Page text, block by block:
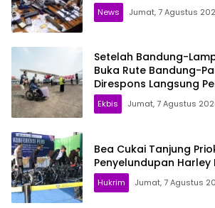
News Jumat, 7 Agustus
Setelah Bandung-
Buka Rute Bandung-
Direspons Langsung
Ekbis Jumat, 7 Agustus
Bea Cukai Tanjung
Penyelundupan Harley
Hukrim Jumat, 7 Agustus